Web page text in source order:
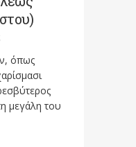
όπως
μεγάλη του